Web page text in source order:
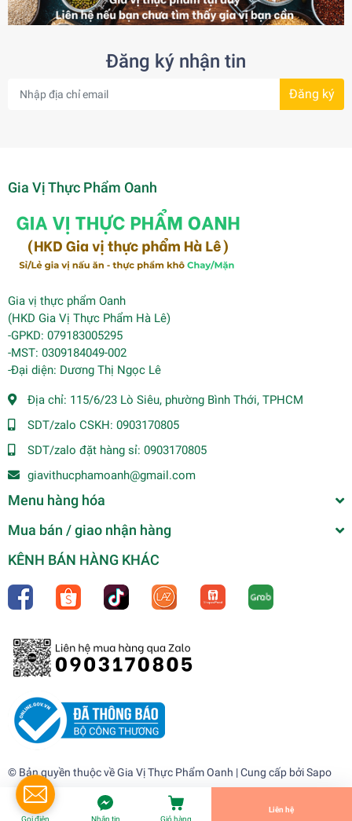
Đăng ký nhận tin
Đăng ký
Gia Vị Thực Phẩm Oanh
Gia vị thực phẩm Oanh
(HKD Gia Vị Thực Phẩm Hà Lê)
-GPKD: 079183005295
-MST: 0309184049-002
-Đại diện: Dương Thị Ngọc Lê
Địa chỉ: 115/6/23 Lò Siêu, phường Bình Thới, TPHCM
SDT/zalo CSKH: 0903170805
SDT/zalo đặt hàng sỉ: 0903170805
giavithucphamoanh@gmail.com
Menu hàng hóa
Mua bán / giao nhận hàng
KÊNH BÁN HÀNG KHÁC
© Bản quyền thuộc vềGia Vị Thực Phẩm Oanh | Cung cấp bởiSapo
0₫
undefined
Tiến Hành Thanh Toán
Gọi điện Nhắn tin Giỏ hàng
Liên hệ